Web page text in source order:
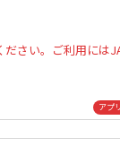
さい。ご利用には
アプ